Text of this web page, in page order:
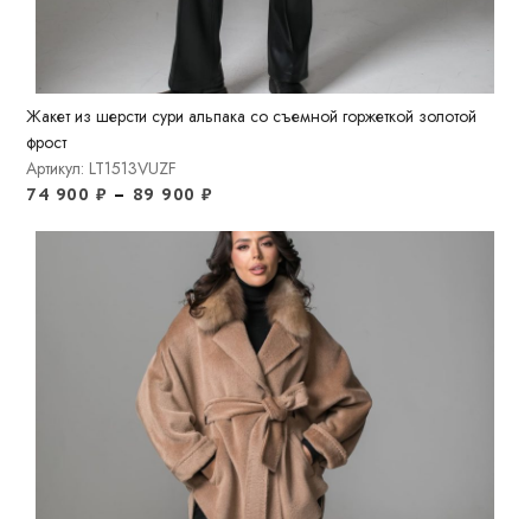
Жакет из шерсти сури альпака со съемной горжеткой золотой
фрост
Артикул: LT1513VUZF
74 900 ₽ – 89 900₽